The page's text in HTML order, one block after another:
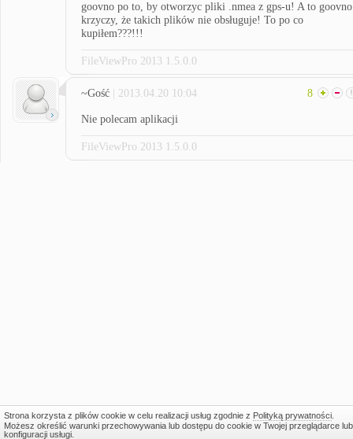
goovno po to, by otworzyc pliki .nmea z gps-u! A to goovno
krzyczy, że takich plików nie obsługuje! To po co
kupiłem???!!!
FileViewPro 2013 1.5.0.0
~Gość | 2013.04.20 10:04 8
Nie polecam aplikacji
FileViewPro 2013 1.5.0.0
Strona korzysta z plików cookie w celu realizacji usług zgodnie z Polityką prywatności.
Możesz określić warunki przechowywania lub dostępu do cookie w Twojej przeglądarce lub
konfiguracji usługi.